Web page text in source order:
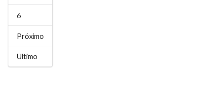
6
Próximo
Ultimo